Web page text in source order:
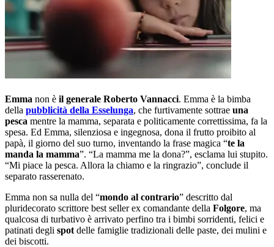
Emma non è il generale Roberto Vannacci. Emma è la bimba
della pubblicità della Esselunga, che furtivamente sottrae una
pesca mentre la mamma, separata e politicamente correttissima, fa la
spesa. Ed Emma, silenziosa e ingegnosa, dona il frutto proibito al
papà, il giorno del suo turno, inventando la frase magica “te la
manda la mamma”. “La mamma me la dona?”, esclama lui stupito.
“Mi piace la pesca. Allora la chiamo e la ringrazio”, conclude il
separato rasserenato.
Emma non sa nulla del “mondo al contrario” descritto dal
pluridecorato scrittore best seller ex comandante della Folgore, ma
qualcosa di turbativo è arrivato perfino tra i bimbi sorridenti, felici e
patinati degli spot delle famiglie tradizionali delle paste, dei mulini e
dei biscotti.